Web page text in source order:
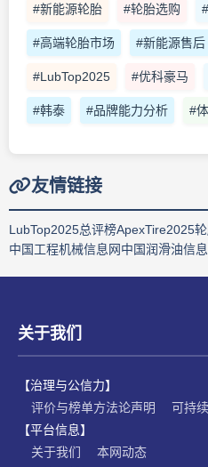
#新能源轮胎 #轮胎选购
#高端轮胎市场 #新能源售后
#LubTop2025 #优科豪马
#韩泰 #品牌能力分析 #
友情链接
LubTop2025总评榜ApexTire2025
中国工程机械信息网中国润滑油信
关于我们
【治理与公信力】
评价与榜单方法论声明
可持
【平台信息】
关于我们
本网动态